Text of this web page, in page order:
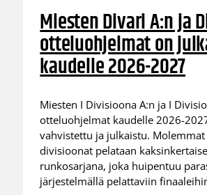
Miesten Divari A:n ja
otteluohjelmat on
kaudelle 2026-2027
Miesten I Divisioona A:n ja I
otteluohjelmat kaudelle 2026-
vahvistettu ja julkaistu.
divisioonat pelataan
runkosarjana, joka huipentuu
järjestelmällä pelattaviin